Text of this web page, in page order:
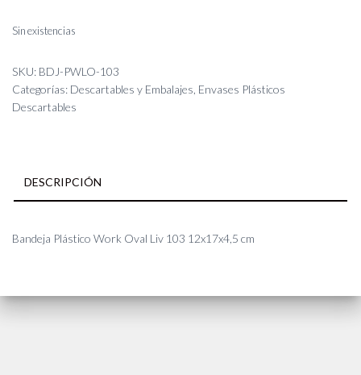
Sin existencias
SKU: BDJ-PWLO-103
Categorías: Descartables y Embalajes Envases Plásticos
Descartables
DESCRIPCIÓN
Bandeja Plástico Work Oval Liv 103 12x17x4,5 cm